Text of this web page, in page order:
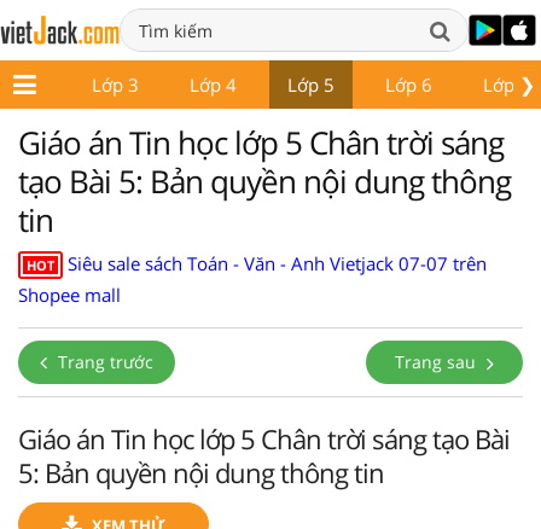
❯
2 Lớp 3 Lớp 4 Lớp 5 Lớp 6 Lớp 7
Giáo án Tin học lớp 5 Chân trời sáng
tạo Bài 5: Bản quyền nội dung thông
tin
HOT
Siêu sale sách Toán - Văn - Anh Vietjack 07-07 trên
Shopee mall
Trang trước Trang sau
Giáo án Tin học lớp 5 Chân trời sáng tạo Bài
5: Bản quyền nội dung thông tin